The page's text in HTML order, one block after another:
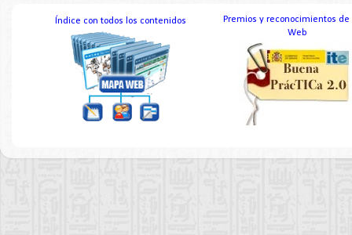
Índice con todos los contenidos
Premios y reconocimientos
Web